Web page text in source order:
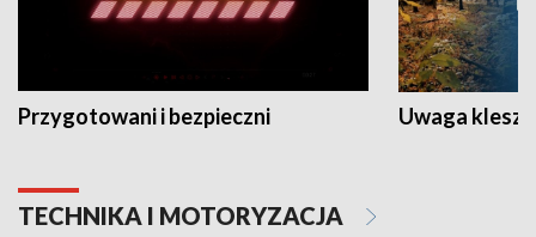
Przygotowani i bezpieczni Uwaga
TECHNIKA I MOTORYZACJA